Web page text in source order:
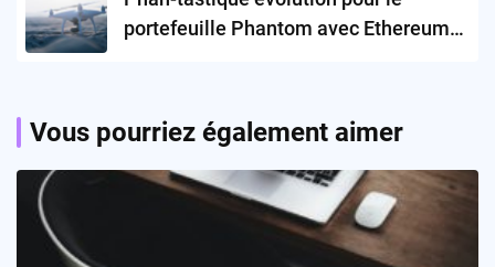
portefeuille Phantom avec Ethereum
Vous pourriez également aimer